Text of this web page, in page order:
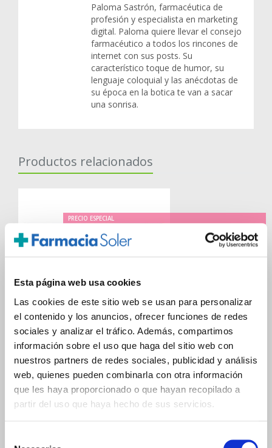
Esta página web usa cookies
Las cookies de este sitio web se usan para personalizar
el contenido y los anuncios, ofrecer funciones de redes
sociales y analizar el tráfico. Además, compartimos
información sobre el uso que haga del sitio web con
nuestros partners de redes sociales, publicidad y análisis
web, quienes pueden combinarla con otra información
que les haya proporcionado o que hayan recopilado a
partir del uso que haya hecho de sus servicios.
Paloma Sastrón, farmacéutica de
profesión y especialista en marketing
digital. Paloma quiere llevar el consejo
farmacéutico a todos los rincones de
internet con sus posts. Su
característico toque de humor, su
lenguaje coloquial y las anécdotas de
su época en la botica te van a sacar
una sonrisa.
Productos relacionados
PRECIO ESPECIAL
AQUILEA
SUEÑO COMPACT 1,95MG (30 COMPRIMIDOS)
14.05€
12,65€